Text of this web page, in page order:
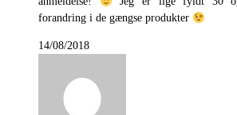
forandring i de gængse produkter
14/08/2018